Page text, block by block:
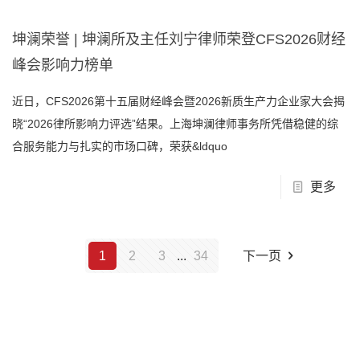
坤澜荣誉 | 坤澜所及主任刘宁律师荣登CFS2026财经
峰会影响力榜单
近日，CFS2026第十五届财经峰会暨2026新质生产力企业家大会揭
晓“2026律所影响力评选”结果。上海坤澜律师事务所凭借稳健的综
合服务能力与扎实的市场口碑，荣获&ldquo
更多
1 2 3 ... 34 下一页